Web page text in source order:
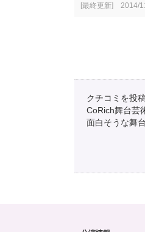
[最終更新] 2014/
クチコミを投
CoRich舞台芸
面白そうな舞